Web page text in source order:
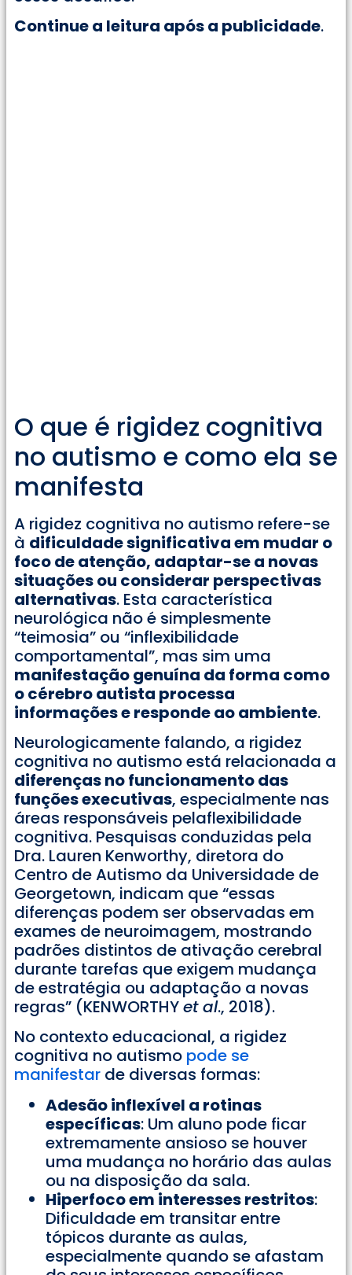
Continue a leitura após a publicidade.
O que é rigidez cognitiva
no autismo e como ela se
manifesta
A rigidez cognitiva no autismo refere-se
à dificuldade significativa em mudar o
foco de atenção, adaptar-se a novas
situações ou considerar perspectivas
alternativas. Esta característica
neurológica não é simplesmente
“teimosia” ou “inflexibilidade
comportamental”, mas sim uma
manifestação genuína da forma como
o cérebro autista processa
informações e responde ao ambiente.
Neurologicamente falando, a rigidez
cognitiva no autismo está relacionada a
diferenças no funcionamento das
funções executivas, especialmente nas
áreas responsáveis pelaflexibilidade
cognitiva. Pesquisas conduzidas pela
Dra. Lauren Kenworthy, diretora do
Centro de Autismo da Universidade de
Georgetown, indicam que “essas
diferenças podem ser observadas em
exames de neuroimagem, mostrando
padrões distintos de ativação cerebral
durante tarefas que exigem mudança
de estratégia ou adaptação a novas
regras” (KENWORTHYet al., 2018).
No contexto educacional, a rigidez
cognitiva no autismo pode se
manifestar de diversas formas:
Adesão inflexível a rotinas
específicas: Um aluno pode ficar
extremamente ansioso se houver
uma mudança no horário das aulas
ou na disposição da sala.
Hiperfoco em interesses restritos:
Dificuldade em transitar entre
tópicos durante as aulas,
especialmente quando se afastam